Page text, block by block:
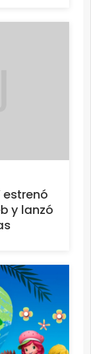
estrenó
y lanzó